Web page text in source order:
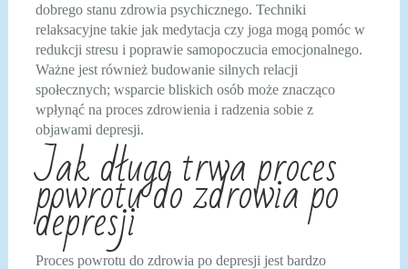
dobrego stanu zdrowia psychicznego. Techniki
relaksacyjne takie jak medytacja czy joga mogą pomóc w
redukcji stresu i poprawie samopoczucia emocjonalnego.
Ważne jest również budowanie silnych relacji
społecznych; wsparcie bliskich osób może znacząco
wpłynąć na proces zdrowienia i radzenia sobie z
objawami depresji.
Jak długo trwa proces
powrotu do zdrowia po
depresji
Proces powrotu do zdrowia po depresji jest bardzo